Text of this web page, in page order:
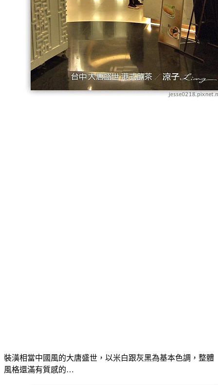
裝潢相當中國風的大唐盛世，以米白跟灰黑為基本色調，整體
風格還滿有質感的…